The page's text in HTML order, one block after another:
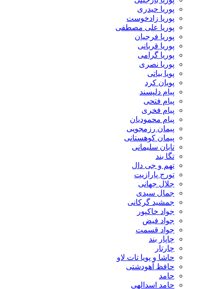
پوریا حیدری
پوریا زادخوست
پوریا علی مصطفی
پوریا فرجیان
پوریا قربانی
پوریا گرامی
پوریا نصری
پویا بیاتی
پویان کرد
پیام دلپسند
پیام فتحی
پیام فخری
پیام محمودیان
پیمان رزمجویی
پیمان کوهستانی
تابان سلیمانی
تگا بند
تهم و جی دال
تورج پارازیت
جلال جهانی
جمال سیدی
جمشید گرکانی
جواد خاکپور
جواد فیض
جواد قسمت
چاپار بند
چارتار
حاشا و پویا تات لاو
حافظ آهودشتی
حامد
حامد اسدالهی